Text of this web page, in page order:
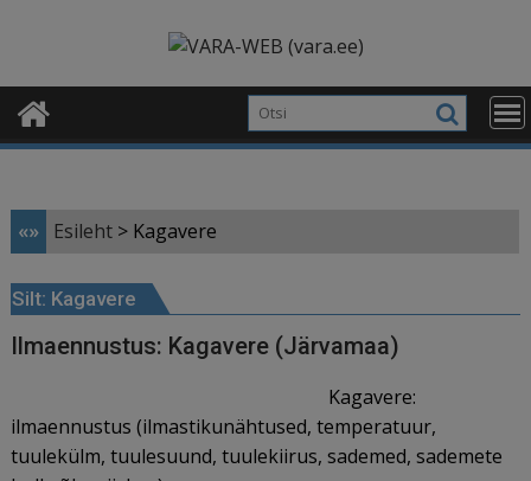
«» Esileht > Kagavere
Silt: Kagavere
Ilmaennustus: Kagavere (Järvamaa)
Kagavere:
ilmaennustus (ilmastikunähtused, temperatuur,
tuulekülm, tuulesuund, tuulekiirus, sademed, sademete